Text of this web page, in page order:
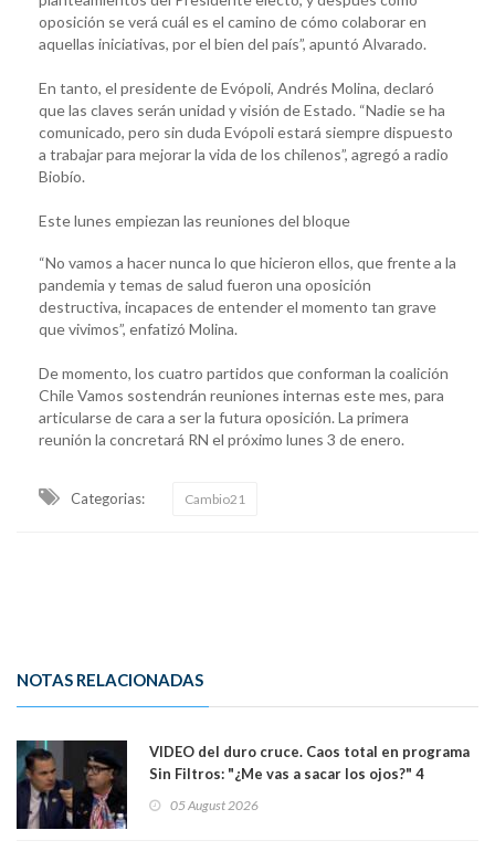
oposición se verá cuál es el camino de cómo colaborar en
aquellas iniciativas, por el bien del país”, apuntó Alvarado.
En tanto, el presidente de Evópoli, Andrés Molina, declaró
que las claves serán unidad y visión de Estado. “Nadie se ha
comunicado, pero sin duda Evópoli estará siempre dispuesto
a trabajar para mejorar la vida de los chilenos”, agregó a radio
Biobío.
Este lunes empiezan las reuniones del bloque
“No vamos a hacer nunca lo que hicieron ellos, que frente a la
pandemia y temas de salud fueron una oposición
destructiva, incapaces de entender el momento tan grave
que vivimos”, enfatizó Molina.
De momento, los cuatro partidos que conforman la coalición
Chile Vamos sostendrán reuniones internas este mes, para
articularse de cara a ser la futura oposición. La primera
reunión la concretará RN el próximo lunes 3 de enero.
Categorias: Cambio21
NOTAS RELACIONADAS
VIDEO del duro cruce. Caos total en programa
Sin Filtros: "¿Me vas a sacar los ojos?" 4
excarabinero que dejó ciego a Gustavo Gatica:
05 August 2026